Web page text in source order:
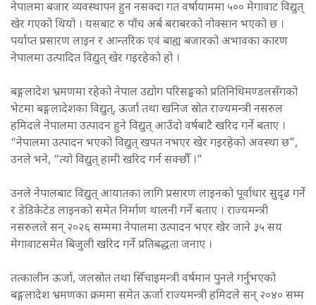
नेपालमा बजार व्यवस्थापन हुन नसक्दा गत वर्षायाममा ५०० मेगावाट विद्युत्
खेर गएको थियो । यसबाट रु पाँच अर्ब बराबरको नोक्सान भएको छ ।
पर्याप्त प्रसारण लाइन र आन्तरिक एवं बाह्य बजारको अभावका कारण
नेपालमा उत्पादित विद्युत् खेर गइरहेको हो ।
बङ्गलादेश भ्रमणमा रहेको नेपाल उद्योग परिसङ्घको प्रतिनिधिमण्डलसँगको
भेटमा बङ्गलादेशका विद्युत्, ऊर्जा तथा खनिज स्रोत राज्यमन्त्री नसरुल
हमिदले नेपालमा उत्पादन हुने विद्युत् आउँदो वर्षबाटै खरिद गर्ने बताए ।
“नेपालमा उत्पादन भएको विद्युत् खपत नभएर खेर गइरहेको अवस्था छ”,
उनले भने, “त्यो विद्युत् हामी खरिद गर्न सक्छौँ ।”
उनले नेपालबाट विद्युत् आयातका लागि प्रसारण लाइनको पूर्वाधार सुदृढ गर्ने
र डेडिकेटेड लाइनको समेत निर्माण थालनी गर्ने बताए । राज्यमन्त्री
नसरुलले सन् २०२६ सम्ममा नेपालमा उत्पादन भएर खेर जाने ३५ सय
मेगावाटसमेत बिजुली खरिद गर्ने प्रतिबद्धता जनाए ।
तत्कालीन ऊर्जा, जलस्रोत तथा सिँचाइमन्त्री वर्षमान पुनले गर्नुभएको
बङ्गलादेश भ्रमणका क्रममा समेत ऊर्जा राज्यमन्त्री हमिदले सन् २०४० सम्म